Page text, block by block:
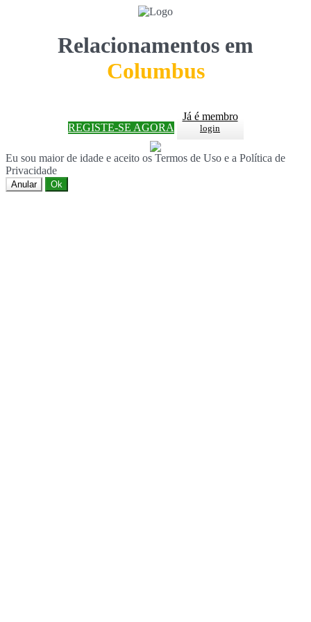
Relacionamentos em
Columbus
REGISTE-SE AGORA
Já é membro
login
Eu sou maior de idade e aceito os Termos de Uso e a Política de
Privacidade
Anular Ok